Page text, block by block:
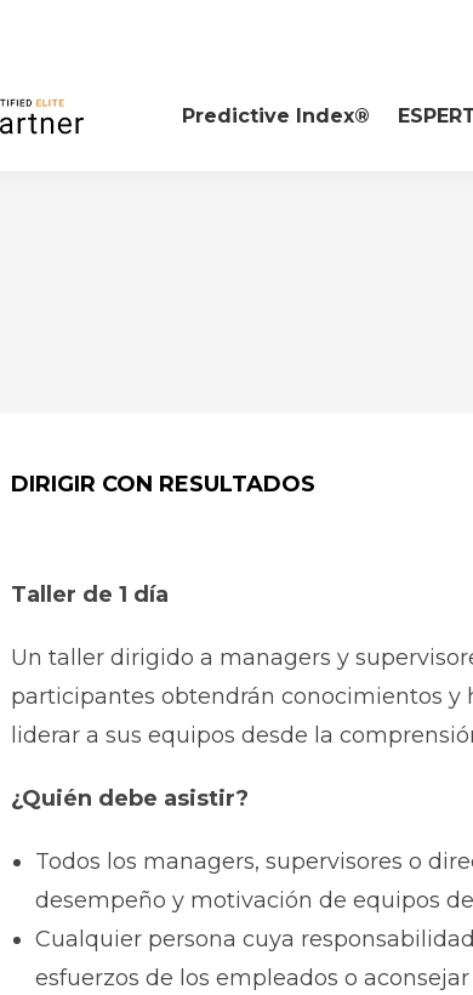
Predictive Index®
DIRIGIR CON RESULTADOS
Taller de 1 día
Un taller dirigido a managers y
participantes obtendrán conocimientos y
liderar a sus equipos desde la
¿Quién debe asistir?
Todos los managers, supervisores o
desempeño y motivación de equipos
Cualquier persona cuya
esfuerzos de los empleados o